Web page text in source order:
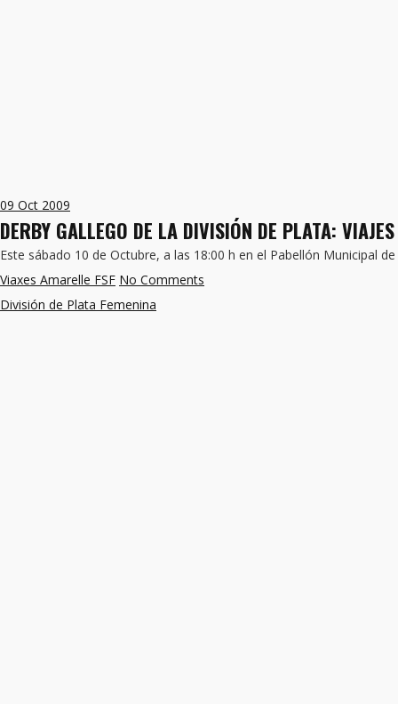
09 Oct 2009
DERBY GALLEGO DE LA DIVISIÓN DE PLATA:
Este sábado 10 de Octubre, a las 18:00 h en el Pabellón Municipal
Viaxes Amarelle FSF No Comments
División de Plata Femenina